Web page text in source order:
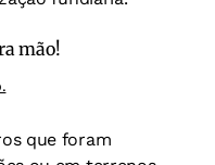
mão!
que foram